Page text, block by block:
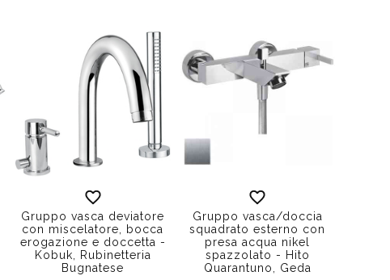
Gruppo vasca deviatore
con miscelatore, bocca
erogazione e doccetta -
Kobuk, Rubinetteria
Bugnatese
Gruppo vasca/doccia
squadrato esterno con
presa acqua nikel
spazzolato - Hito
Quarantuno, Geda